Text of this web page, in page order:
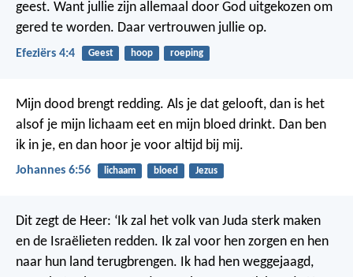
geest. Want jullie zijn allemaal door God uitgekozen om
gered te worden. Daar vertrouwen jullie op.
Efeziërs 4:4 Geest hoop roeping
Mijn dood brengt redding. Als je dat gelooft, dan is het
alsof je mijn lichaam eet en mijn bloed drinkt. Dan ben
ik in je, en dan hoor je voor altijd bij mij.
Johannes 6:56 lichaam bloed Jezus
Dit zegt de Heer: ‘Ik zal het volk van Juda sterk maken
en de Israëlieten redden. Ik zal voor hen zorgen en hen
naar hun land terugbrengen. Ik had hen weggejaagd,